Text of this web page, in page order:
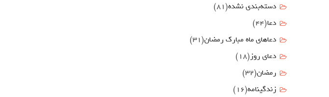
دسته‌بندی نشده(81)
دعا(44)
دعاهای ماه مبارک رمضان(31)
دعای روز(18)
رمضان(32)
زندگینامه(16)